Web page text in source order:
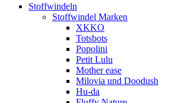
Stoffwindeln
Stoffwindel Marken
XKKO
Totsbots
Popolini
Petit Lulu
Mother ease
Milovia und Doodush
Hu-da